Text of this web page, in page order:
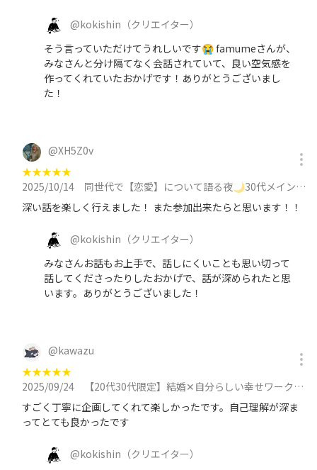
@kokishin （クリエイター）
そう言っていただけてうれしいです😭 famumeさんが、
みなさんと分け隔てなく会話されていて、良い空気感を
作ってくれていたおかげです！ありがとうございまし
た！
@XH5Z0v
★★★★★
2025/10/14
同世代で【恋愛】について語る夜🌙30代メイン/平日19時過ぎスタート/途中参加もOK！ゆるラボミートアップ🧪に参加
深い話を楽しく行えました！ また参加出来たらと思います！！
@kokishin （クリエイター）
みなさんお話もお上手で、話しにくいことも思い切って
話してくださったりしたおかげで、話が深められたと思
います。ありがとうございました！
@kawazu
★★★★★
2025/09/24
【20代30代限定】結婚✕自分らしい幸せワークショップ。「幸せな結婚をするために」「結婚=幸せ？」などを考える。に参加
すごく丁寧に企画してくれて楽しかったです。自己理解が深ま
ってとても良かったです
@kokishin （クリエイター）